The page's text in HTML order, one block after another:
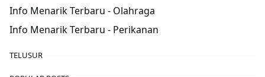
Info Menarik Terbaru - Olahraga
Info Menarik Terbaru - Perikanan
TELUSUR